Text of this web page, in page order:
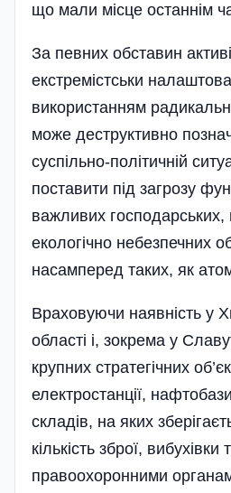
що мали місце останнім
За певних обставин
екстремістськи
використанням
може деструктивно
суспільно-політичній
поставити під загрозу
важливих господарських,
екологічно небезпечних
насамперед таких, як
Враховуючи наявність у
області і, зокрема у
крупних стратегічних
електростанції,
складів, на яких
кількість зброї,
правоохоронними